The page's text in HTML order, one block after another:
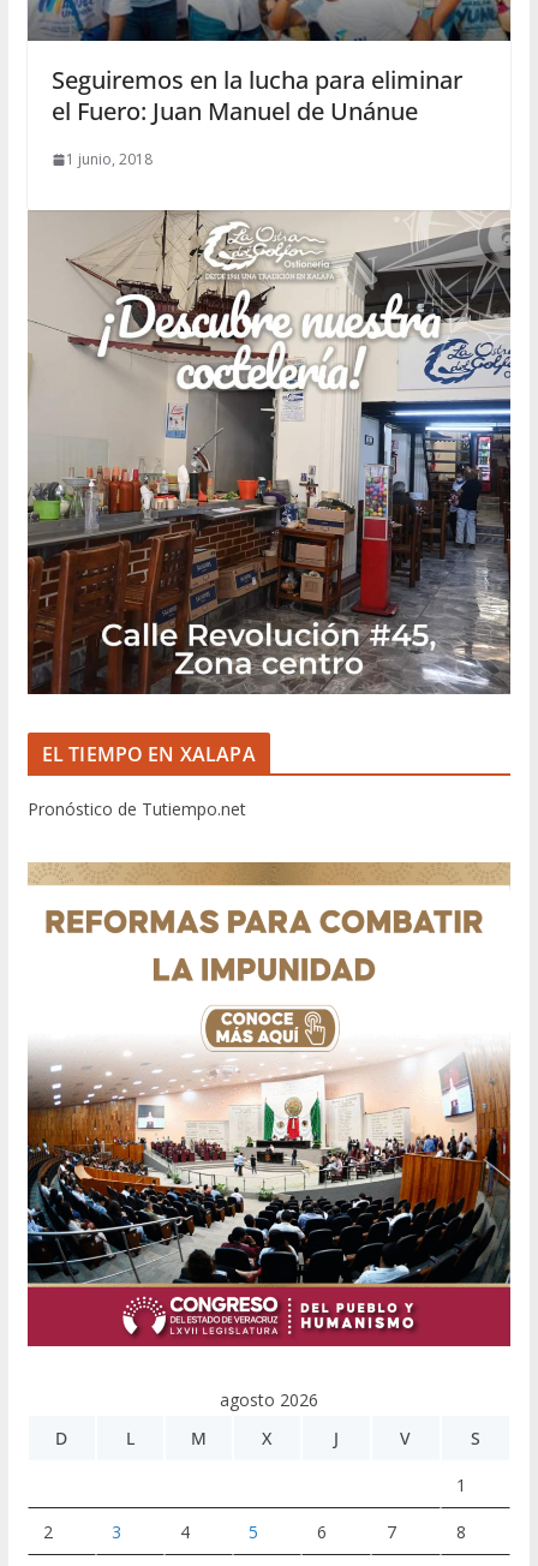
Seguiremos en la lucha para eliminar
el Fuero: Juan Manuel de Unánue
1 junio, 2018
EL TIEMPO EN XALAPA
Pronóstico de Tutiempo.net
agosto 2026
D
L M X J V S
1
2 3 4 5 6 7 8